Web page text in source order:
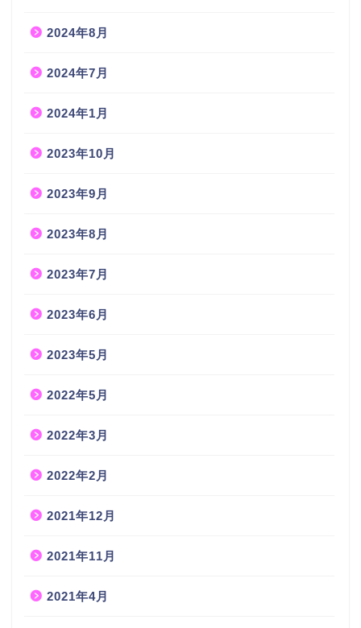
2024年8月
2024年7月
2024年1月
2023年10月
2023年9月
2023年8月
2023年7月
2023年6月
2023年5月
2022年5月
2022年3月
2022年2月
2021年12月
2021年11月
2021年4月